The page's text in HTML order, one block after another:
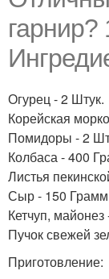
Огурец - 2 Штук.
Корейская
Помидоры - 2
Колбаса - 400
Листья
Сыр - 150
Кетчуп, майонез
Пучок свежей
Приготовление: